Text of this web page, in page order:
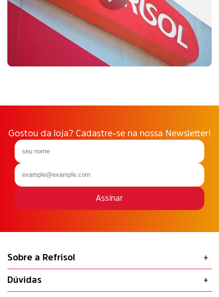
Gostou da loja? Cadastre-se na nossa Newsletter!
Assinar
Sobre a Refrisol
Dúvidas